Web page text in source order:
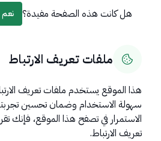
هل كانت هذه الصفحة مفيدة؟ نعم
روابط مهمة
عن المملكة
ملفات تعريف الارتباط
هذا الموقع يستخدم ملفات تعريف
سهولة الاستخدام وضمان تحسين
الاستمرار في تصفح هذا الموقع، فإنك
تعريف الارتباط.